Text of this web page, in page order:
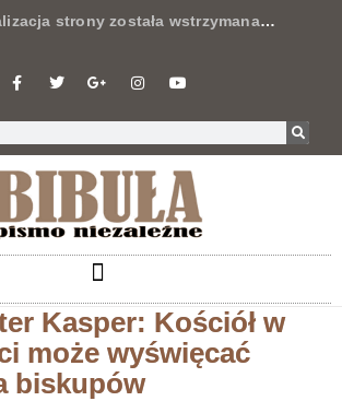
strony została wstrzymana…
Kasper: Kościół w
może wyświęcać
biskupów